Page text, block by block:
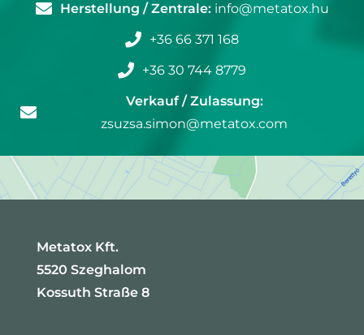
Herstellung / Zentrale:info@metatox.hu
+36 66 371 168
+36 30 744 8779
Verkauf / Zulassung:
zsuzsa.simon@metatox.com
Metatox Kft.
5520 Szeghalom
Kossuth Straße 8